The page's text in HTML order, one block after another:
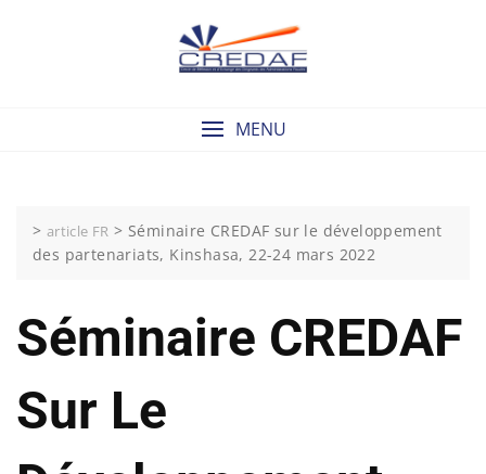
MENU
> article FR > Séminaire CREDAF sur le développement
des partenariats, Kinshasa, 22-24 mars 2022
Séminaire CREDAF
Sur Le